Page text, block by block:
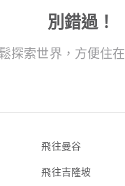
別錯過！
探索世界，方便住
飛往曼谷
飛往吉隆坡